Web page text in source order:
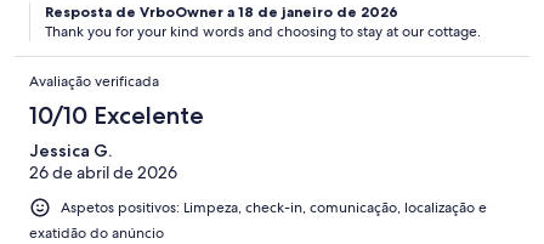
Resposta de VrboOwner a 18 de janeiro de 2026
Thank you for your kind words and choosing to stay at our cottage.
Avaliação verificada
10/10 Excelente
Jessica G.
26 de abril de 2026
Aspetos positivos: Limpeza, check-in, comunicação, localização e
exatidão do anúncio